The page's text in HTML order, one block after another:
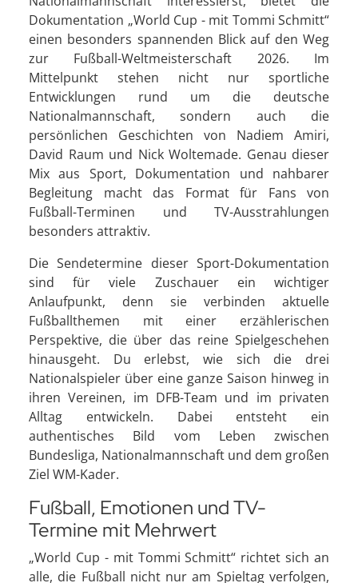
Dokumentation „World Cup - mit Tommi Schmitt“
einen besonders spannenden Blick auf den Weg
zur Fußball-Weltmeisterschaft 2026. Im
Mittelpunkt stehen nicht nur sportliche
Entwicklungen rund um die deutsche
Nationalmannschaft, sondern auch die
persönlichen Geschichten von Nadiem Amiri,
David Raum und Nick Woltemade. Genau dieser
Mix aus Sport, Dokumentation und nahbarer
Begleitung macht das Format für Fans von
Fußball-Terminen und TV-Ausstrahlungen
besonders attraktiv.
Die Sendetermine dieser Sport-Dokumentation
sind für viele Zuschauer ein wichtiger
Anlaufpunkt, denn sie verbinden aktuelle
Fußballthemen mit einer erzählerischen
Perspektive, die über das reine Spielgeschehen
hinausgeht. Du erlebst, wie sich die drei
Nationalspieler über eine ganze Saison hinweg in
ihren Vereinen, im DFB-Team und im privaten
Alltag entwickeln. Dabei entsteht ein
authentisches Bild vom Leben zwischen
Bundesliga, Nationalmannschaft und dem großen
Ziel WM-Kader.
Fußball, Emotionen und TV-
Termine mit Mehrwert
„World Cup - mit Tommi Schmitt“ richtet sich an
alle, die Fußball nicht nur am Spieltag verfolgen,